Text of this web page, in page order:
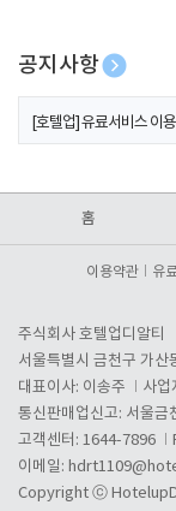
공지사항
[호텔업] 개인정보 처리방
[호텔업] 유료서비스 이
홈
이용약관 유
주식회사 호텔업디알티
서울특별시 금천구 가
대표이사: 이송주
사
통신판매업신고: 서울금
고객센터: 1644-7896
이메일:
Copyright ⓒ